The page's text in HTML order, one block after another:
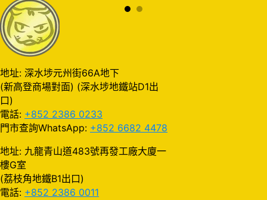
地址: 深水埗元州街66A地下
(新高登商場對面) (深水埗地鐵站D1出
口)
電話: +852 2386 0233
門市查詢WhatsApp: +852 6682 4478
地址: 九龍青山道483號再發工廠大廈一
樓G室
(荔枝角地鐵B1出口)
電話: +852 2386 0011